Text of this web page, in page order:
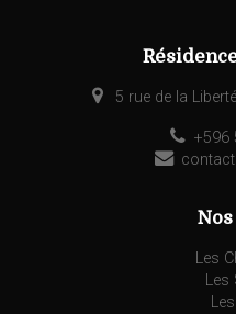
5 rue de la
+596
Les
Les